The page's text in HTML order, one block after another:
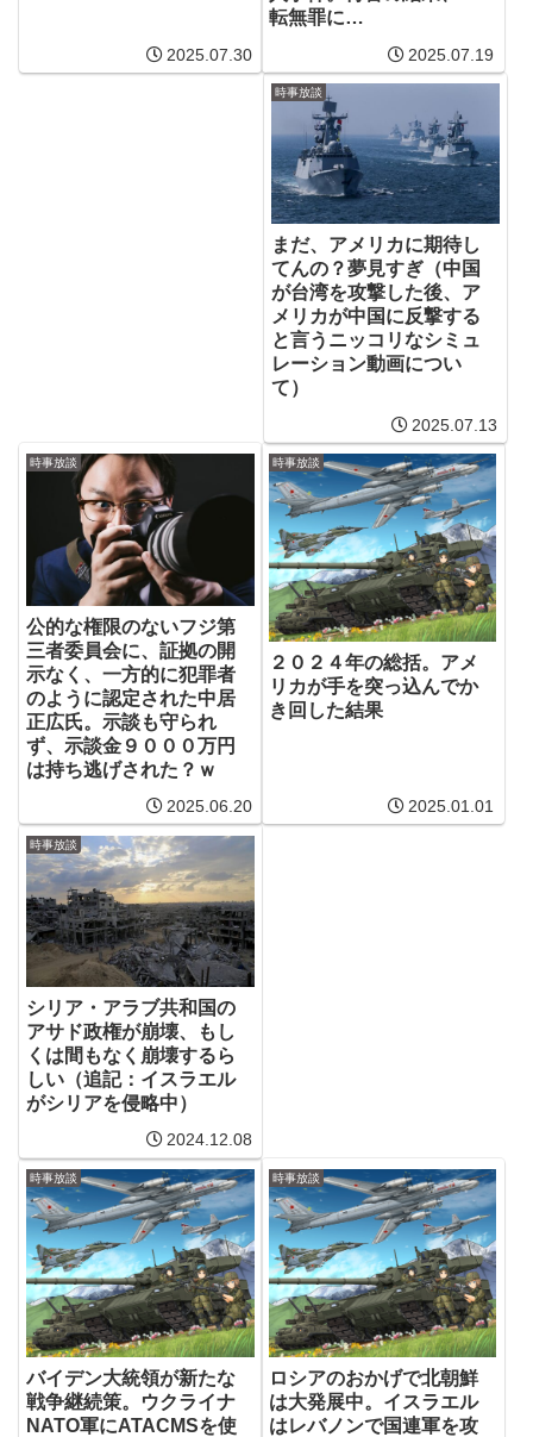
2025.07.30
転無罪に…
2025.07.19
時事放談
まだ、アメリカに期待し
てんの？夢見すぎ（中国
が台湾を攻撃した後、ア
メリカが中国に反撃する
と言うニッコリなシミュ
レーション動画につい
て）
2025.07.13
時事放談
公的な権限のないフジ第
三者委員会に、証拠の開
示なく、一方的に犯罪者
のように認定された中居
正広氏。示談も守られ
ず、示談金９０００万円
は持ち逃げされた？ｗ
2025.06.20
時事放談
２０２４年の総括。アメ
リカが手を突っ込んでか
き回した結果
2025.01.01
時事放談
シリア・アラブ共和国の
アサド政権が崩壊、もし
くは間もなく崩壊するら
しい（追記：イスラエル
がシリアを侵略中）
2024.12.08
時事放談
バイデン大統領が新たな
戦争継続策。ウクライナ
NATO軍にATACMSを使
時事放談
ロシアのおかげで北朝鮮
は大発展中。イスラエル
はレバノンで国連軍を攻